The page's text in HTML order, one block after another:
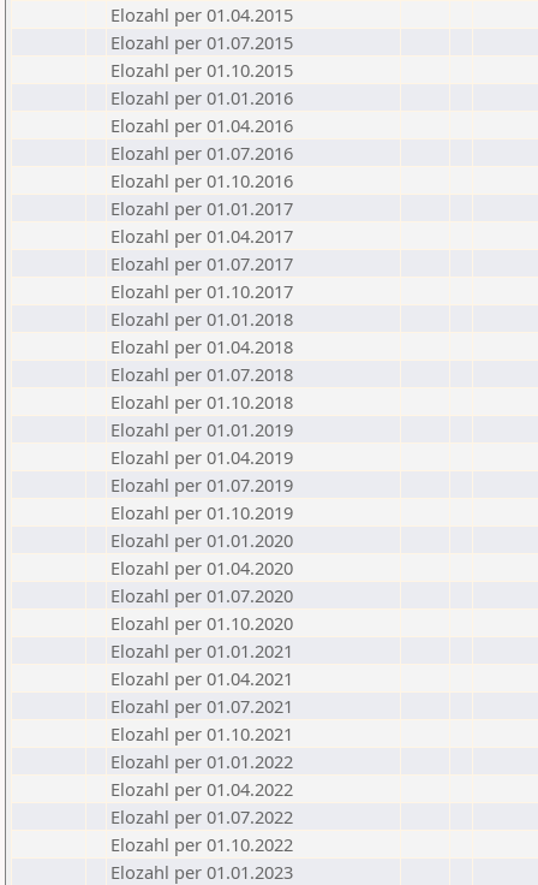
Elozahl per 01.04.2015
Elozahl per 01.07.2015
Elozahl per 01.10.2015
Elozahl per 01.01.2016
Elozahl per 01.04.2016
Elozahl per 01.07.2016
Elozahl per 01.10.2016
Elozahl per 01.01.2017
Elozahl per 01.04.2017
Elozahl per 01.07.2017
Elozahl per 01.10.2017
Elozahl per 01.01.2018
Elozahl per 01.04.2018
Elozahl per 01.07.2018
Elozahl per 01.10.2018
Elozahl per 01.01.2019
Elozahl per 01.04.2019
Elozahl per 01.07.2019
Elozahl per 01.10.2019
Elozahl per 01.01.2020
Elozahl per 01.04.2020
Elozahl per 01.07.2020
Elozahl per 01.10.2020
Elozahl per 01.01.2021
Elozahl per 01.04.2021
Elozahl per 01.07.2021
Elozahl per 01.10.2021
Elozahl per 01.01.2022
Elozahl per 01.04.2022
Elozahl per 01.07.2022
Elozahl per 01.10.2022
Elozahl per 01.01.2023